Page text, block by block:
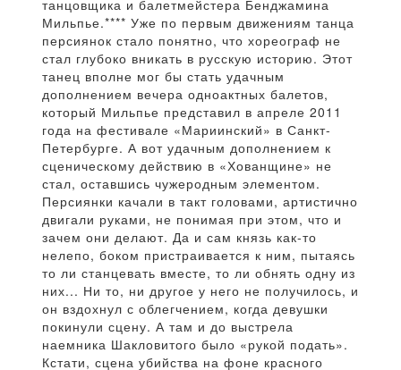
танцовщика и балетмейстера Бенджамина
Мильпье.**** Уже по первым движениям танца
персиянок стало понятно, что хореограф не
стал глубоко вникать в русскую историю. Этот
танец вполне мог бы стать удачным
дополнением вечера одноактных балетов,
который Мильпье представил в апреле 2011
года на фестивале «Мариинский» в Санкт-
Петербурге. А вот удачным дополнением к
сценическому действию в «Хованщине» не
стал, оставшись чужеродным элементом.
Персиянки качали в такт головами, артистично
двигали руками, не понимая при этом, что и
зачем они делают. Да и сам князь как-то
нелепо, боком пристраивается к ним, пытаясь
то ли станцевать вместе, то ли обнять одну из
них... Ни то, ни другое у него не получилось, и
он вздохнул с облегчением, когда девушки
покинули сцену. А там и до выстрела
наемника Шакловитого было «рукой подать».
Кстати, сцена убийства на фоне красного